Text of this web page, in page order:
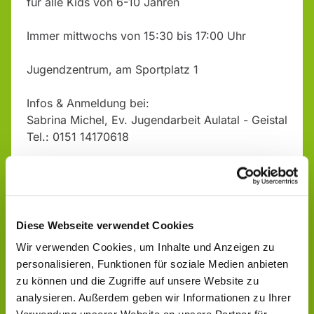
Diese Webseite verwendet Cookies
Wir verwenden Cookies, um Inhalte und Anzeigen zu
personalisieren, Funktionen für soziale Medien anbieten
zu können und die Zugriffe auf unsere Website zu
analysieren. Außerdem geben wir Informationen zu Ihrer
Immer mittwochs von 15:30 bis 17:00 Uhr
Jugendzentrum, am Sportplatz 1
Infos & Anmeldung bei:
Sabrina Michel, Ev. Jugendarbeit Aulatal - Geistal
Tel.: 0151 14170618